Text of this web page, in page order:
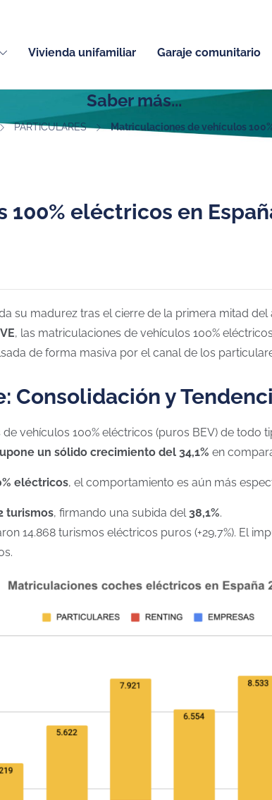
Vivienda unifamiliar Garaje comunitario
Saber más...
PARTICULARES Matriculaciones de vehículos
eléctricos en
su madurez tras el cierre de la primera mitad
, las matriculaciones de vehículos 100%
de forma masiva por el canal de los
Consolidación y
vehículos 100% eléctricos (puros BEV) de
un sólido crecimiento del 34,1% en
eléctricos, el comportamiento es aún más
turismos, firmando una subida del38,1%.
14.868 turismos eléctricos puros (+29,7%). El